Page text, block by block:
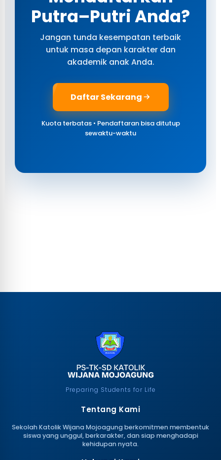
Putra–Putri Anda?
Jangan tunda kesempatan terbaik
untuk masa depan karakter dan
akademik anak Anda.
Daftar Sekarang
Kuota terbatas • Pendaftaran bisa ditutup
sewaktu-waktu
Preparing Students for Life
Tentang Kami
Sekolah Katolik Wijana Mojoagung berkomitmen membentuk
siswa yang unggul, berkarakter, dan siap menghadapi
kehidupan nyata.